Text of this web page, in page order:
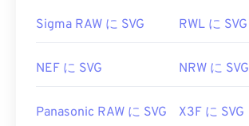
Sigma RAW に SVG RWL に SVG
NEF に SVG NRW に SVG
Panasonic RAW に SVG X3F に SVG